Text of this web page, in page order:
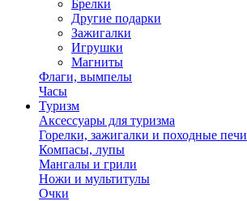
Брелки
Другие подарки
Зажигалки
Игрушки
Магниты
Флаги, вымпелы
Часы
Туризм
Аксессуары для туризма
Горелки, зажигалки и походные печи
Компасы, лупы
Мангалы и грили
Ножи и мультитулы
Очки